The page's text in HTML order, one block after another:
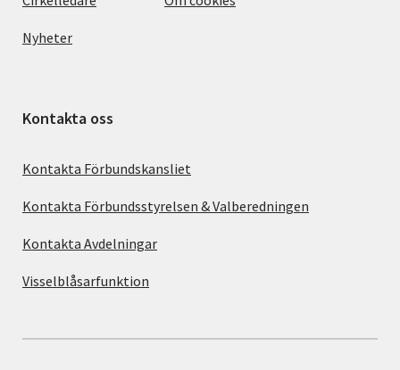
Nyheter
Kontakta oss
Kontakta Förbundskansliet
Kontakta Förbundsstyrelsen & Valberedningen
Kontakta Avdelningar
Visselblåsarfunktion